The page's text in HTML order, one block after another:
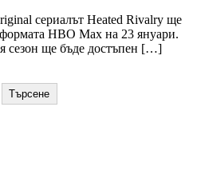
сериалът Heated Rivalry ще
HBO Max на 23 януари.
сезон ще бъде достъпен […]
Търсене